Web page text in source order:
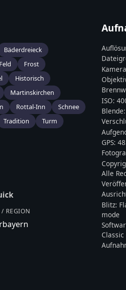
Bäderdreieck
Feld
Frost
Historisch
Martinskirchen
Rottal-Inn
Schnee
Tradition
Turm
/ REGION
ISO:
GPS:
Alle
Blitz:
mode